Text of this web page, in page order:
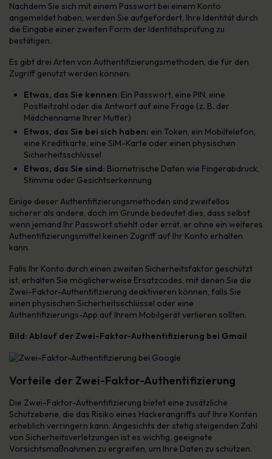
Nachdem Sie sich mit einem Passwort bei einem Konto
angemeldet haben, werden Sie aufgefordert, Ihre Identität durch
die Eingabe einer zweiten Form der Identitätsprüfung zu
bestätigen.
Es gibt drei Arten von Authentifizierungsmethoden, die für den
Zugriff genutzt werden können:
Etwas, das Sie kennen: Ein Passwort, eine PIN, eine
Postleitzahl oder die Antwort auf eine Frage (z. B. der
Mädchenname Ihrer Mutter)
Etwas, das Sie bei sich haben: ein Token, ein Mobiltelefon,
eine Kreditkarte, eine SIM-Karte oder einen physischen
Sicherheitsschlüssel
Etwas, das Sie sind: Biometrische Daten wie Fingerabdruck,
Stimme oder Gesichtserkennung
Einige dieser Authentifizierungsmethoden sind zweifellos
sicherer als andere, doch im Grunde bedeutet dies, dass selbst
wenn jemand Ihr Passwort stiehlt oder errät, er ohne ein weiteres
Authentifizierungsmittel keinen Zugriff auf Ihr Konto erhalten
kann.
Falls Ihr Konto durch einen zweiten Sicherheitsfaktor geschützt
ist, erhalten Sie möglicherweise Ersatzcodes, mit denen Sie die
Zwei-Faktor-Authentifizierung deaktivieren können, falls Sie
einen physischen Sicherheitsschlüssel oder eine
Authentifizierungs-App auf Ihrem Mobilgerät verlieren sollten.
Bild: Ablauf der Zwei-Faktor-Authentifizierung bei Gmail
Vorteile der Zwei-Faktor-Authentifizierung
Die Zwei-Faktor-Authentifizierung bietet eine zusätzliche
Schutzebene, die das Risiko eines Hackerangriffs auf Ihre Konten
erheblich verringern kann. Angesichts der stetig steigenden Zahl
von Sicherheitsverletzungen ist es wichtig, geeignete
Vorsichtsmaßnahmen zu ergreifen, um Ihre Daten zu schützen.